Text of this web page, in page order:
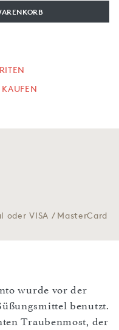
oder VISA / MasterCard
wurde vor der
benutzt.
Traubenmost, der